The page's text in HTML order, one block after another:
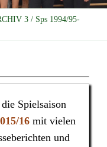
3 / Sps 1994/95-
Spielsaison
16 mit vielen
und